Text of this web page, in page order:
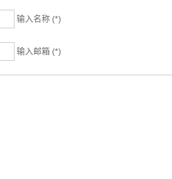
输入名称 (*)
输入邮箱 (*)